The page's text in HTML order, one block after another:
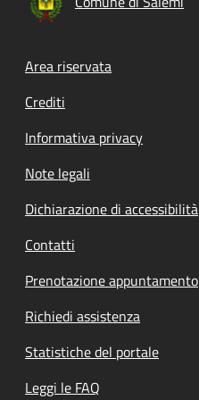
Footer menu
Area riservata
Crediti
Informativa privacy
Note legali
Dichiarazione di accessibilità
Contatti
Prenotazione appuntamento
Richiedi assistenza
Statistiche del portale
Leggi le FAQ